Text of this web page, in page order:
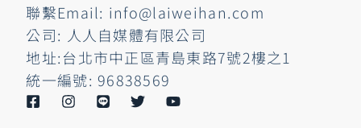
聯繫Email: info@laiweihan.com
公司: 人人自媒體有限公司
地址:台北市中正區青島東路7號2樓之1
統一編號: 96838569